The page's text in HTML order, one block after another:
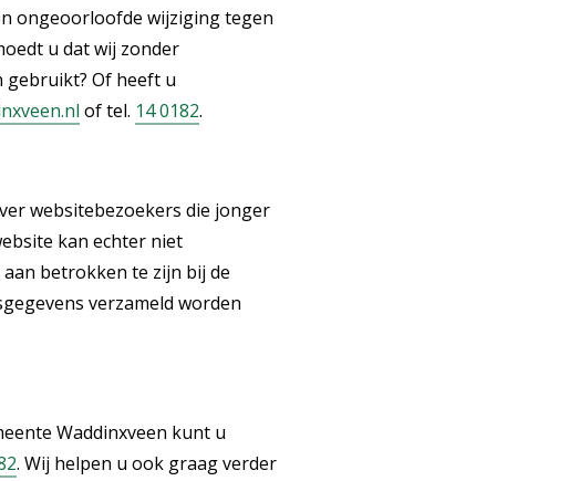
ongeoorloofde wijziging tegen
u dat wij zonder
gebruikt? Of heeft u
of tel. 14 0182.
websitebezoekers die jonger
kan echter niet
betrokken te zijn bij de
verzameld worden
Waddinxveen kunt u
. Wij helpen u ook graag verder